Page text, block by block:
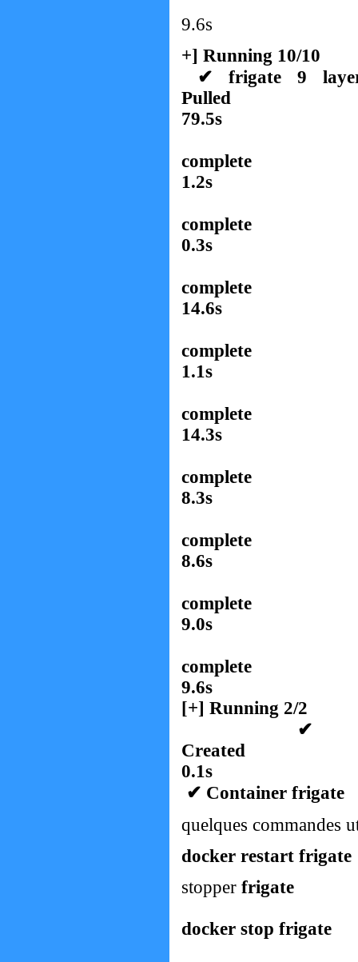
9.6s
+] Running 10/10
✔ frigate 9
79.5s
1.2s
0.3s
14.6s
1.1s
14.3s
8.3s
8.6s
9.0s
9.6s
[+] Running 2/2
✔
0.1s
✔ Container
quelques commandes
docker restart frigate
stopper frigate
docker stop frigate